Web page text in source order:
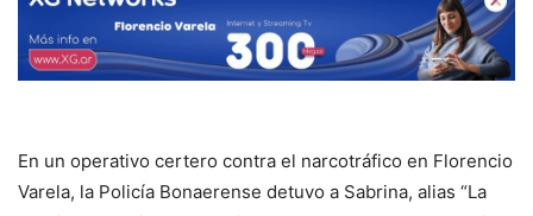
En un operativo certero contra el narcotráfico en Florencio
Varela, la Policía Bonaerense detuvo a Sabrina, alias “La